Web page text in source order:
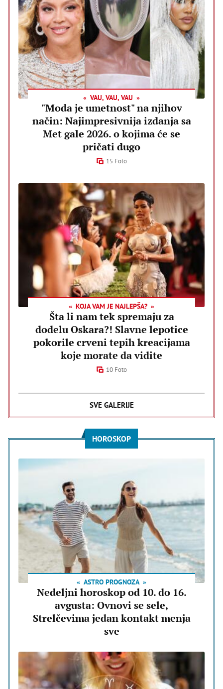
VAU, VAU, VAU
"Moda je umetnost" na njihov
način: Najimpresivnija izdanja sa
Met gale 2026. o kojima će se
pričati dugo
15 Foto
KOJA VAM JE NAJLEPŠA?
Šta li nam tek spremaju za
dodelu Oskara?! Slavne lepotice
pokorile crveni tepih kreacijama
koje morate da vidite
10 Foto
SVE GALERIJE
HOROSKOP
ASTRO PROGNOZA
Nedeljni horoskop od 10. do 16.
avgusta: Ovnovi se sele,
Strelčevima jedan kontakt menja
sve